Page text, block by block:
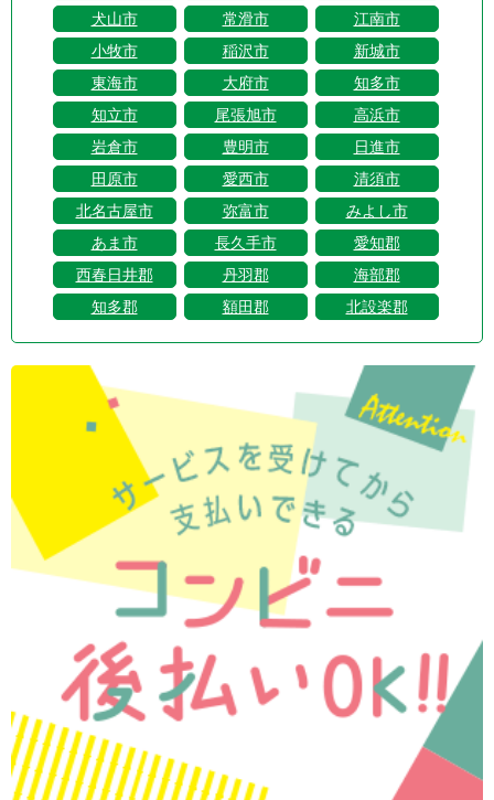
犬山市
常滑市
江南市
小牧市
稲沢市
新城市
東海市
大府市
知多市
知立市
尾張旭市
高浜市
岩倉市
豊明市
日進市
田原市
愛西市
清須市
北名古屋市
弥富市
みよし市
あま市
長久手市
愛知郡
西春日井郡
丹羽郡
海部郡
知多郡
額田郡 北設楽郡